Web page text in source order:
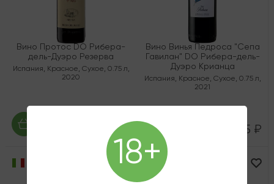
Вино Протос DO Рибера-
дель-Дуэро Резерва
Испания, Красное, Сухое, 0.75 л,
2020
7 125 ₽
Вино Винья Педроса "Сепа
Гавилан" DO Рибера-дель-
Дуэро Крианца
Испания, Красное, Сухое, 0.75 л,
2021
2 625 ₽
18+